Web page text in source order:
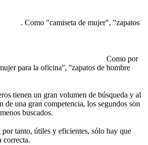
. Como "camiseta de mujer", "zapatos
Como por
para la oficina'', ''zapatos de hombre
tienen un gran volumen de búsqueda y al
de una gran competencia, los segundos son
buscados.
por tanto, útiles y eficientes, sólo hay que
correcta.